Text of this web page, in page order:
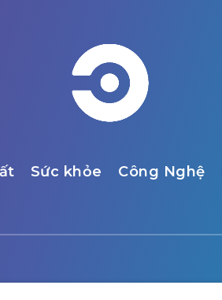
Sức khỏe Công Nghệ